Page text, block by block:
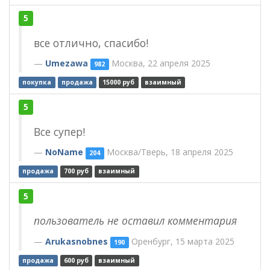
5
все отлично, спасибо!
Umezawa 982 Москва, 22 апреля 2025
покупка продажа 15000 руб взаимный
5
Все супер!
NoName 204 Москва/Тверь, 18 апреля 2025
продажа 700 руб взаимный
5
пользователь не оставил комментария
Arukasnobnes 190 Оренбург, 15 марта 2025
продажа 600 руб взаимный